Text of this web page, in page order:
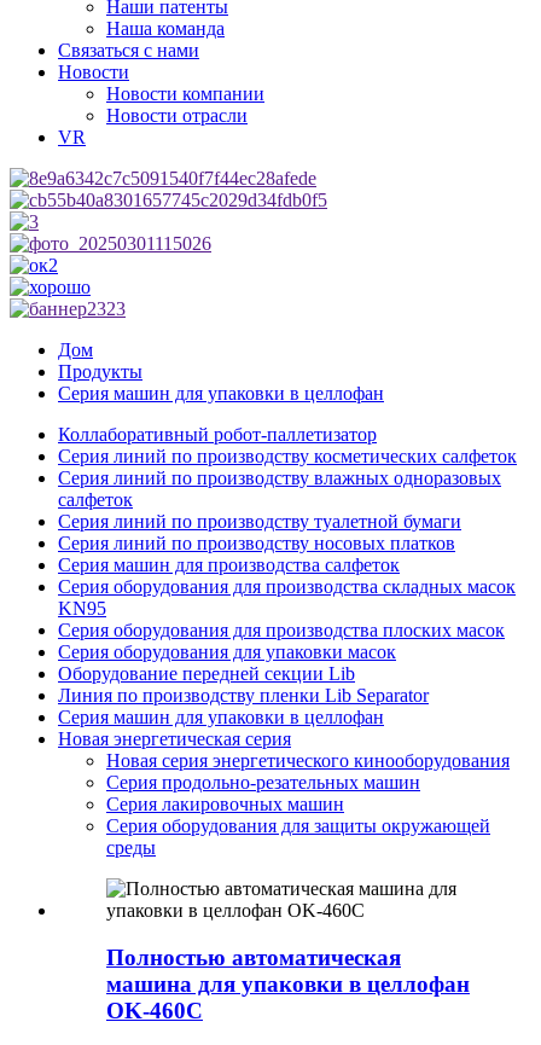
Наши патенты
Наша команда
Связаться с нами
Новости
Новости компании
Новости отрасли
VR
Дом
Продукты
Серия машин для упаковки в целлофан
Коллаборативный робот-паллетизатор
Серия линий по производству косметических салфеток
Серия линий по производству влажных одноразовых
салфеток
Серия линий по производству туалетной бумаги
Серия линий по производству носовых платков
Серия машин для производства салфеток
Серия оборудования для производства складных масок
KN95
Серия оборудования для производства плоских масок
Серия оборудования для упаковки масок
Оборудование передней секции Lib
Линия по производству пленки Lib Separator
Серия машин для упаковки в целлофан
Новая энергетическая серия
Новая серия энергетического кинооборудования
Серия продольно-резательных машин
Серия лакировочных машин
Серия оборудования для защиты окружающей
среды
Полностью автоматическая
машина для упаковки в целлофан
OK-460C